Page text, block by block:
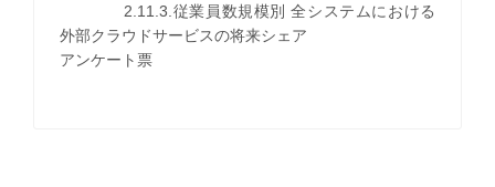
2.11.3.従業員数規模別 全システムにおける
外部クラウドサービスの将来シェア
アンケート票